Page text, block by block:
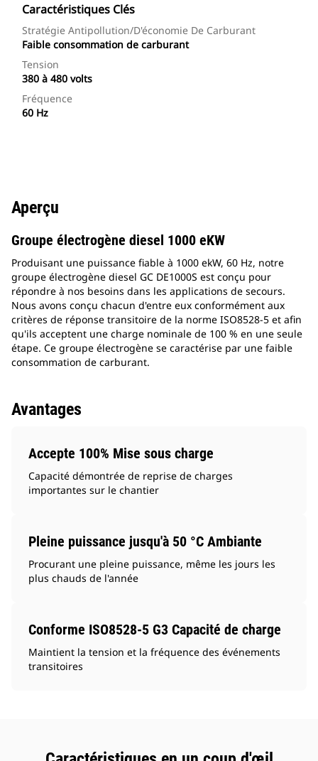
Caractéristiques Clés
Stratégie Antipollution/d'économie De Carburant
Faible consommation de carburant
Tension
380 à 480 volts
Fréquence
60 Hz
Aperçu
Groupe électrogène diesel 1000 eKW
Produisant une puissance fiable à 1000 ekW, 60 Hz, notre
groupe électrogène diesel GC DE1000S est conçu pour
répondre à nos besoins dans les applications de secours.
Nous avons conçu chacun d'entre eux conformément aux
critères de réponse transitoire de la norme ISO8528-5 et afin
qu'ils acceptent une charge nominale de 100 % en une seule
étape. Ce groupe électrogène se caractérise par une faible
consommation de carburant.
Avantages
Accepte 100% Mise sous charge
Capacité démontrée de reprise de charges
importantes sur le chantier
Pleine puissance jusqu'à 50 °C Ambiante
Procurant une pleine puissance, même les jours les
plus chauds de l'année
Conforme ISO8528-5 G3 Capacité de charge
Maintient la tension et la fréquence des événements
transitoires